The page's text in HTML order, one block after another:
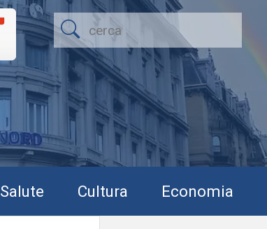
Salute Cultura Economia